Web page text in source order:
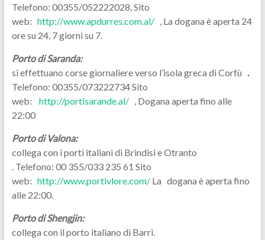
Telefono: 00355/052222028, Sito
web: http://www.apdurres.com.al/, La dogana è aperta 24
ore su 24, 7 giorni su 7.
Porto di Saranda:
si effettuano corse giornaliere verso l’isola greca di Corfù .
Telefono: 00355/073222734 Sito
web:
http://portisarande.al/, Dogana aperta fino alle
22:00
Porto di Valona:
collega con i porti italiani di Brindisi e Otranto
. Telefono: 00 355/033 235 61 Sito
web: http://www.portivlore.com/La dogana è aperta fino
alle 22:00.
Porto di Shengjin:
collega con il porto italiano di Barri.